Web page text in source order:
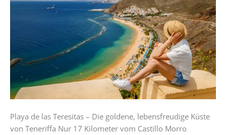
Playa de las Teresitas – Die goldene, lebensfreudige Küste
von Teneriffa Nur 17 Kilometer vom Castillo Morro
Teresitas-
Teneriffa